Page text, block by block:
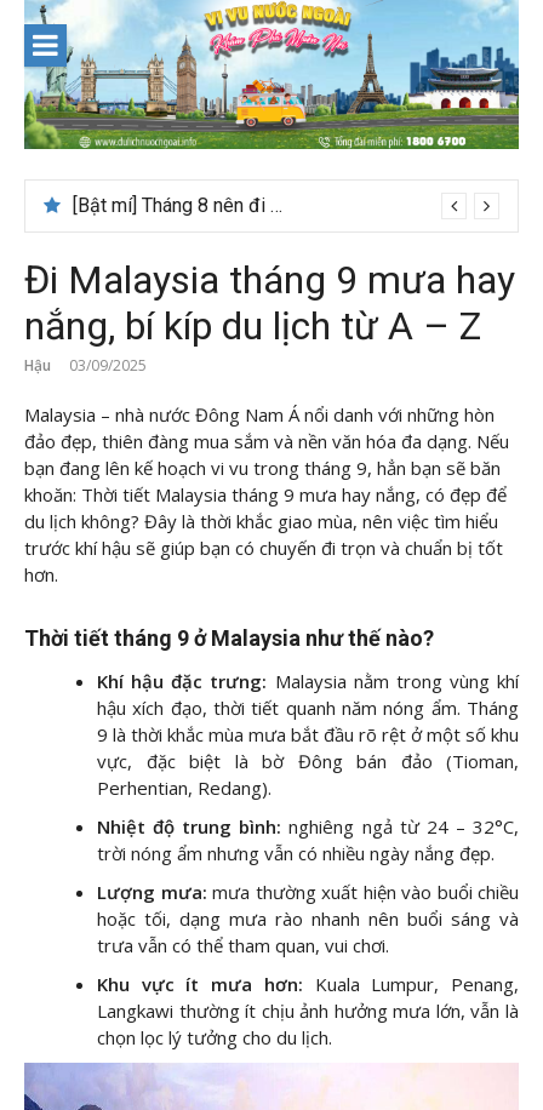
content
[Bật mí] Tháng 8 nên đi nước nào đẹp? Gợi ý 5+ tọa độ hot 2026
Đi Malaysia tháng 9 mưa hay
nắng, bí kíp du lịch từ A – Z
Hậu 03/09/2025
Malaysia – nhà nước Đông Nam Á nổi danh với những hòn
đảo đẹp, thiên đàng mua sắm và nền văn hóa đa dạng. Nếu
bạn đang lên kế hoạch vi vu trong tháng 9, hẳn bạn sẽ băn
khoăn: Thời tiết Malaysia tháng 9 mưa hay nắng, có đẹp để
du lịch không? Đây là thời khắc giao mùa, nên việc tìm hiểu
trước khí hậu sẽ giúp bạn có chuyến đi trọn và chuẩn bị tốt
hơn.
Thời tiết tháng 9 ở Malaysia như thế nào?
Khí hậu đặc trưng: Malaysia nằm trong vùng khí
hậu xích đạo, thời tiết quanh năm nóng ẩm. Tháng
9 là thời khắc mùa mưa bắt đầu rõ rệt ở một số khu
vực, đặc biệt là bờ Đông bán đảo (Tioman,
Perhentian, Redang).
Nhiệt độ trung bình: nghiêng ngả từ 24 – 32°C,
trời nóng ẩm nhưng vẫn có nhiều ngày nắng đẹp.
Lượng mưa: mưa thường xuất hiện vào buổi chiều
hoặc tối, dạng mưa rào nhanh nên buổi sáng và
trưa vẫn có thể tham quan, vui chơi.
Khu vực ít mưa hơn: Kuala Lumpur, Penang,
Langkawi thường ít chịu ảnh hưởng mưa lớn, vẫn là
chọn lọc lý tưởng cho du lịch.